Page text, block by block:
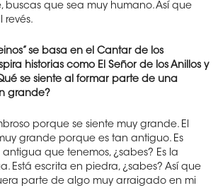
buscas que sea muy humano. Así que
revés.
se basa en el Cantar de los
historias como El Señor de los Anillos y
se siente al formar parte de una
grande?
porque se siente muy grande. El
grande porque es tan antiguo. Es
que tenemos, ¿sabes? Es la
Está escrita en piedra, ¿sabes? Así que
parte de algo muy arraigado en mi